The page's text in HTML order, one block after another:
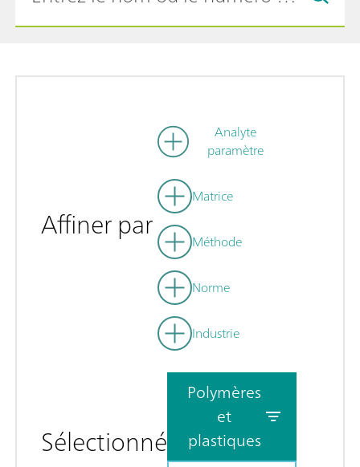
Affiner par
Analyte
paramètre
Matrice
Méthode
Norme
Industrie
Sélectionné
Polymères
et
plastiques